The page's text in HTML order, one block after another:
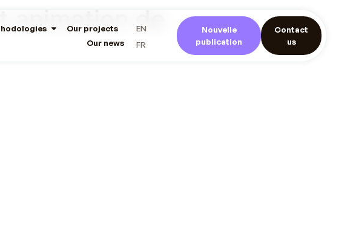
Our projects
Our news
EN
FR
Nouvelle
publication
Contact
us
de